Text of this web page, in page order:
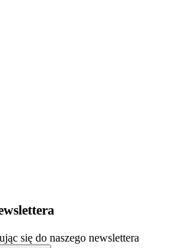
się do naszego newslettera